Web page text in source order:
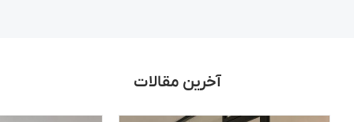
آخرین مقالات